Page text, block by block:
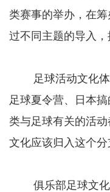
类赛事的举办，在
过不同主题的导入，
足球活动文化体
足球夏令营、日本
类与足球有关的活
文化应该归入这个分
俱乐部足球文化